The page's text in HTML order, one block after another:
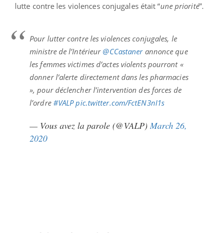
lutte contre les violences conjugales était “une priorité”.
Pour lutter contre les violences conjugales, le
ministre de l’Intérieur@CCastanerannonce que
les femmes victimes d’actes violents pourront «
donner l’alerte directement dans les pharmacies
», pour déclencher l’intervention des forces de
l’ordre #VALP pic.twitter.com/FctEN3nI1s
— Vous avez la parole (@VALP) March 26,
2020